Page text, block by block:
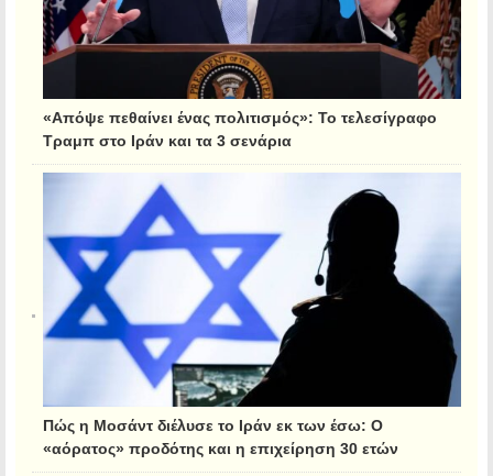
«Απόψε πεθαίνει ένας πολιτισμός»: Το τελεσίγραφο
Τραμπ στο Ιράν και τα 3 σενάρια
Πώς η Μοσάντ διέλυσε το Ιράν εκ των έσω: Ο
«αόρατος» προδότης και η επιχείρηση 30 ετών